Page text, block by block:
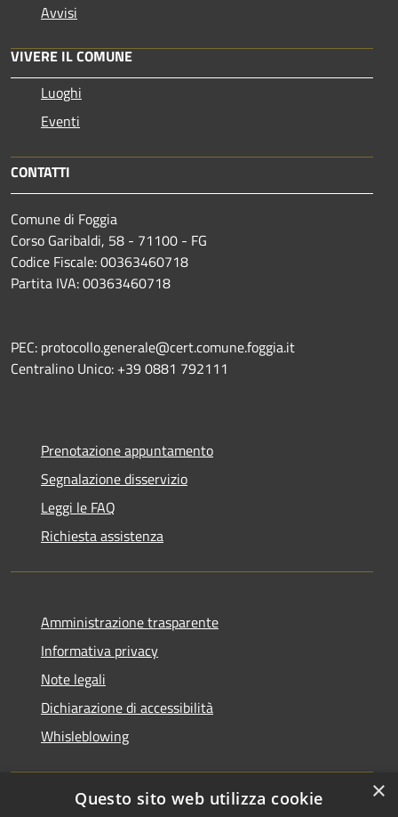
Avvisi
VIVERE IL COMUNE
Luoghi
Eventi
CONTATTI
Comune di Foggia
Corso Garibaldi, 58 - 71100 - FG
Codice Fiscale: 00363460718
Partita IVA: 00363460718
PEC: protocollo.generale@cert.comune.foggia.it
Centralino Unico: +39 0881 792111
Prenotazione appuntamento
Segnalazione disservizio
Leggi le FAQ
Richiesta assistenza
Amministrazione trasparente
Informativa privacy
Note legali
Dichiarazione di accessibilità
Whisleblowing
×
Questo sito web utilizza cookie